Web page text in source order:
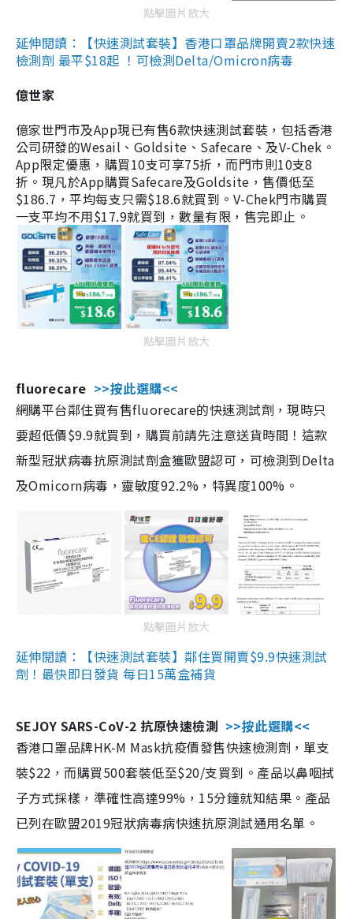
點擊圖片放大
延伸閱讀：【快速測試套裝】香港口罩品牌開賣2款快速
檢測劑 最平$18起 ！可檢測Delta/Omicron病毒
億世家
億家世門市及App現已有售6款快速測試套裝，包括香港
公司研發的Wesail、Goldsite、Safecare、及V-Chek。
App限定優惠，購買10支可享75折，而門市則10支8
折。現凡於App購買Safecare及Goldsite，售價低至
$186.7，平均每支只需$18.6就買到。V-Chek門市購買
一支平均不用$17.9就買到，數量有限，售完即止。
點擊圖片放大
fluorecare >>按此選購<<
網購平台鄰住買有售fluorecare的快速測試劑，現時只
要超低價$9.9就買到，購買前請先注意送貨時間！這款
新型冠狀病毒抗原測試劑盒獲歐盟認可，可檢測到Delta
及Omicorn病毒，靈敏度92.2%，特異度100%。
點擊圖片放大
延伸閱讀：【快速測試套裝】鄰住買開賣$9.9快速測試
劑！最快即日發貨 每日15萬盒補貨
SEJOY SARS-CoV-2 抗原快速檢測 >>按此選購<<
香港口罩品牌HK-M Mask抗疫價發售快速檢測劑，單支
裝$22，而購買500套裝低至$20/支買到。產品以鼻咽拭
子方式採樣，準確性高達99%，15分鐘就知結果。產品
已列在歐盟2019冠狀病毒病快速抗原測試通用名單。